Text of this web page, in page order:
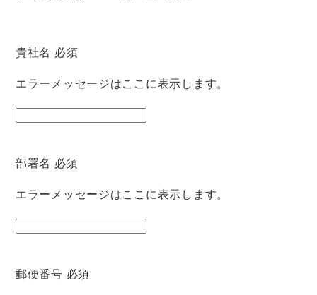
貴社名 必須
エラーメッセージはここに表示します。
部署名 必須
エラーメッセージはここに表示します。
郵便番号 必須